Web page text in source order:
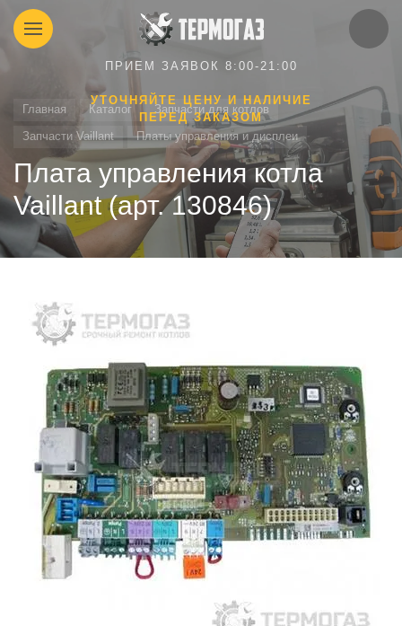
ПРИЕМ ЗАЯВОК 8:00-21:00
УТОЧНЯЙТЕ ЦЕНУ И НАЛИЧИЕ
ПЕРЕД ЗАКАЗОМ
Главная Каталог
Запчасти для котлов
Запчасти Vaillant
Платы управления и дисплеи
Плата управления котла
Vaillant (арт. 130846)